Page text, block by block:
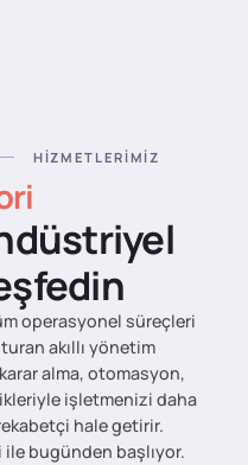
HIZMETLERIMIZ
operasyonel süreçleri
akıllı yönetim
alma, otomasyon,
işletmenizi daha
hale getirir.
bugünden başlıyor.